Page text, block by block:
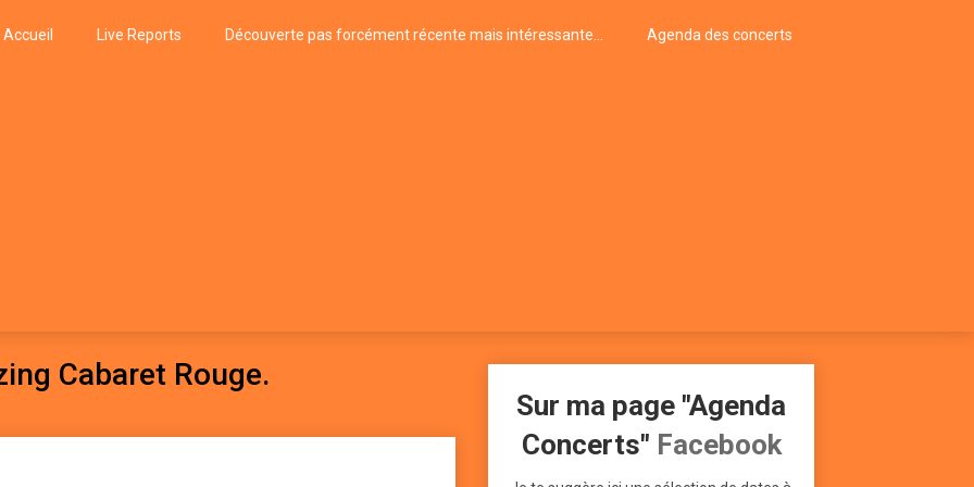
Accueil Live Reports Découverte pas forcément récente mais intéressante… Agenda des concerts
Cabaret Rouge.
Sur ma page "Agenda
Concerts" Facebook